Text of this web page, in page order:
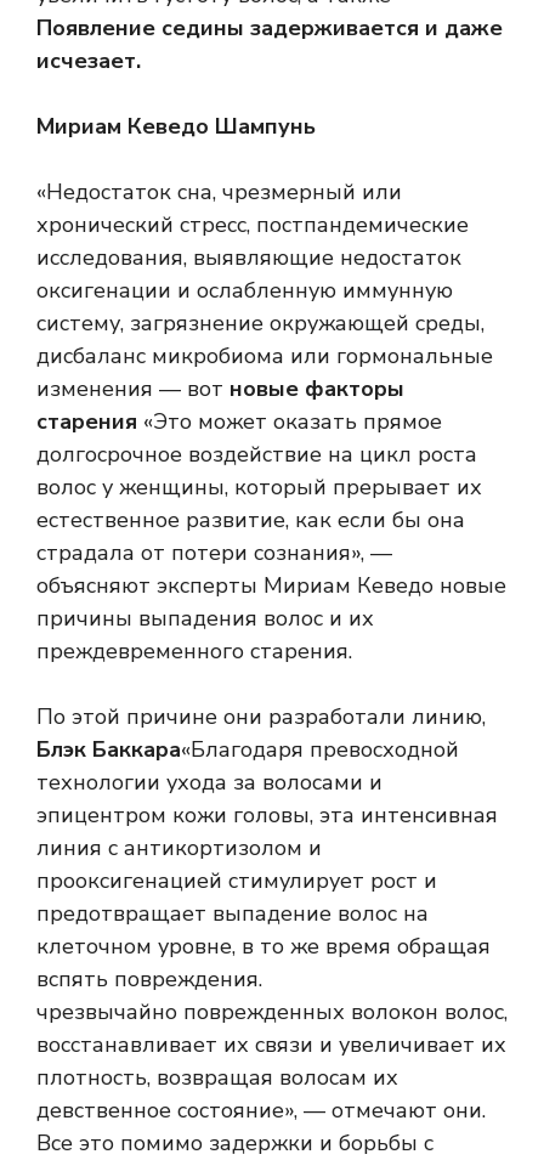
Появление седины задерживается и даже
исчезает.
Мириам Кеведо Шампунь
«Недостаток сна, чрезмерный или
хронический стресс, постпандемические
исследования, выявляющие недостаток
оксигенации и ослабленную иммунную
систему, загрязнение окружающей среды,
дисбаланс микробиома или гормональные
изменения — вот новые факторы
старения «Это может оказать прямое
долгосрочное воздействие на цикл роста
волос у женщины, который прерывает их
естественное развитие, как если бы она
страдала от потери сознания», —
объясняют эксперты Мириам Кеведо новые
причины выпадения волос и их
преждевременного старения.
По этой причине они разработали линию,
Блэк Баккара«Благодаря превосходной
технологии ухода за волосами и
эпицентром кожи головы, эта интенсивная
линия с антикортизолом и
прооксигенацией стимулирует рост и
предотвращает выпадение волос на
клеточном уровне, в то же время обращая
вспять повреждения.
чрезвычайно поврежденных волокон волос,
восстанавливает их связи и увеличивает их
плотность, возвращая волосам их
девственное состояние», — отмечают они.
Все это помимо задержки и борьбы с